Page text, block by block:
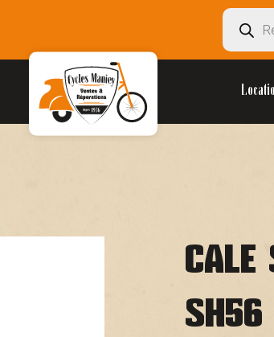
Recherche
produits
SH56